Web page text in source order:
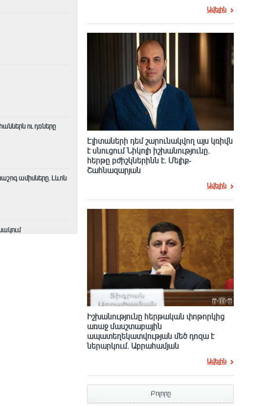
ու դռները
ամիսները․ Լևոն
Ավելին
Էլիտաների դեմ շարունակվող այս կռիվն
է սնուցում Նիկոլի իշխանությունը.
հերթը բժիշկներինն է. Մելիք-
Շահնազարյան
Ավելին
Իշխանությունը հերթական փոթորկից
առաջ մասշտաբային
ապատեղեկատվության մեծ դnզա է
ներարկում․ Աբրահամյան
Ավելին
Բոլորը